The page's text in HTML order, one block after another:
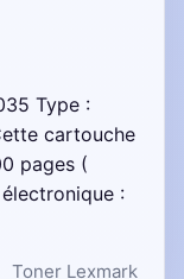
Type :
cartouche
pages (
:
Toner Lexmark